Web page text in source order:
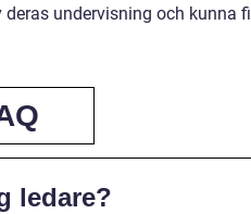
undervisning och kunna
ledare?